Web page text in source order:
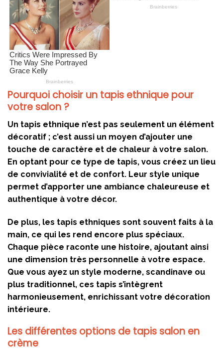
Pourquoi choisir un tapis ethnique pour
votre salon ?
Un tapis ethnique n’est pas seulement un élément
décoratif ; c’est aussi un moyen d’ajouter une
touche de caractère et de chaleur à votre salon.
En optant pour ce type de tapis, vous créez un lieu
de convivialité et de confort. Leur style unique
permet d’apporter une ambiance chaleureuse et
authentique à votre décor.
De plus, les tapis ethniques sont souvent faits à la
main, ce qui les rend encore plus spéciaux.
Chaque pièce raconte une histoire, ajoutant ainsi
une dimension très personnelle à votre espace.
Que vous ayez un style moderne, scandinave ou
plus traditionnel, ces tapis s’intègrent
harmonieusement, enrichissant votre décoration
intérieure.
Les différentes options de tapis salon en
crème